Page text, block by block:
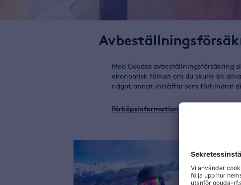
Med Goudas avbeställningsförsäkring
ekonomisk förlust om du skulle bli
något annat inträffar som förhindrar
Förköpsinformation och fullständiga